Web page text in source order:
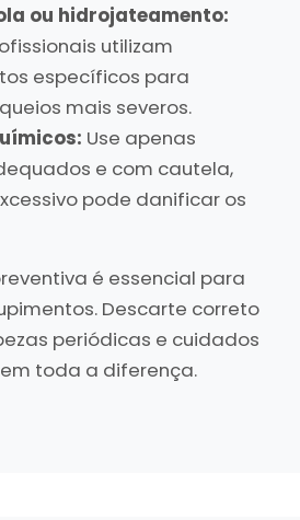
ou hidrojateamento:
utilizam
específicos para
mais severos.
Use apenas
e com cautela,
pode danificar os
é essencial para
Descarte correto
periódicas e cuidados
toda a diferença.